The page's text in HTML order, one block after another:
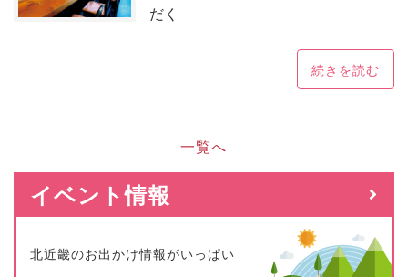
だく
続きを読む
一覧へ
イベント情報
北近畿のお出かけ情報がいっぱい